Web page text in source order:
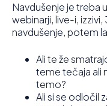
Navdušenje je treba
webinarji, live-i,
navdušenje, potem
Ali te že
teme tečaja ali
temo?
Ali si se odločil